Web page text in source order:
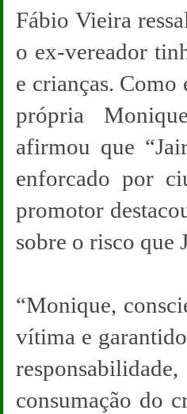
Fábio Vieira
o ex-vereador
e crianças.
própria
afirmou que
enforcado por
promotor
sobre o risco que
“Monique,
vítima e
consumação do